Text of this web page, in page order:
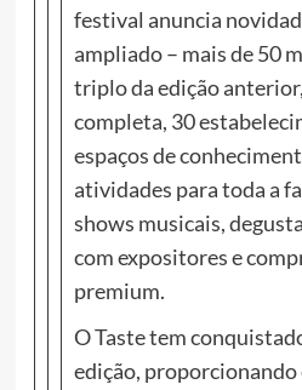
festival anuncia
ampliado – mais de 50
triplo da edição
completa, 30
espaços de
atividades para toda a
shows musicais,
com expositores e
premium.
O Taste tem
edição, proporcionando